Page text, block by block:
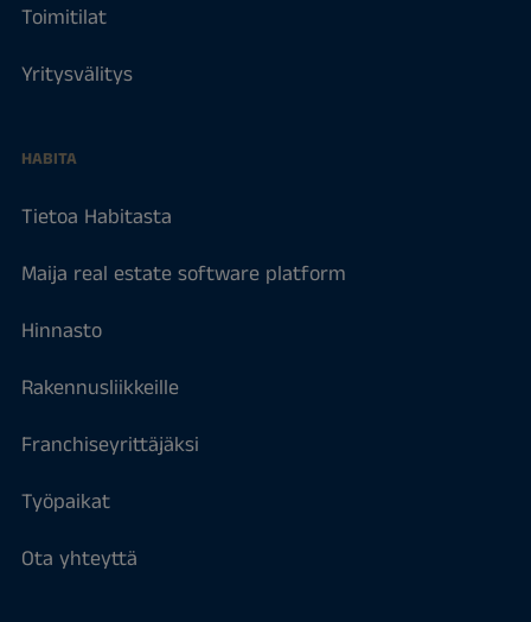
Toimitilat
Yritysvälitys
HABITA
Tietoa Habitasta
Maija real estate software platform
Hinnasto
Rakennusliikkeille
Franchiseyrittäjäksi
Työpaikat
Ota yhteyttä